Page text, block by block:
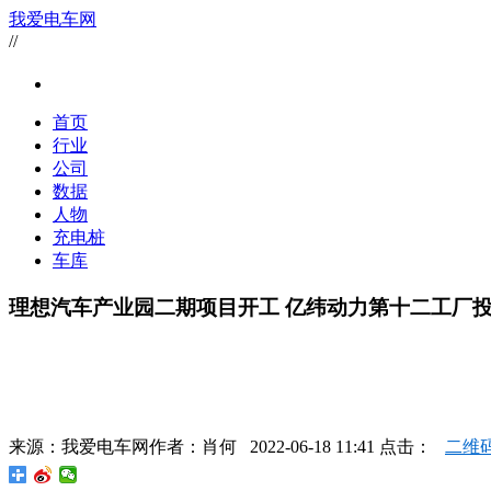
我爱电车网
//
首页
行业
公司
数据
人物
充电桩
车库
理想汽车产业园二期项目开工 亿纬动力第十二工厂
来源： 我爱电车网作者： 肖何 2022-06-18 11:41 点击： 二维